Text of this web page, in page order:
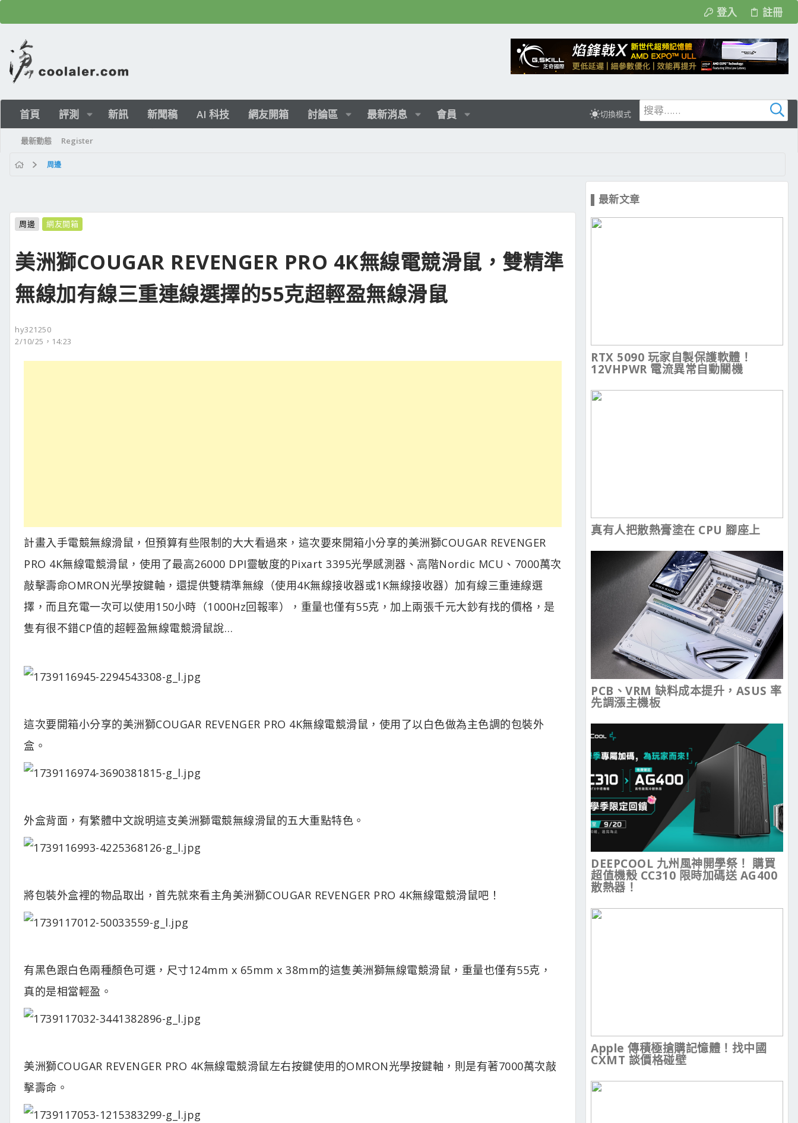
登入 註冊
首頁 評測 新訊 新聞稿 AI 科技 網友開箱 討論區 最新消息 會員 切換模式
最新動態 Register
周邊
周邊 網友開箱
美洲獅COUGAR REVENGER PRO 4K無線電競滑鼠，雙精準
無線加有線三重連線選擇的55克超輕盈無線滑鼠
hy321250
2/10/25，14:23
計畫入手電競無線滑鼠，但預算有些限制的大大看過來，這次要來開箱小分享的美洲獅COUGAR REVENGER
PRO 4K無線電競滑鼠，使用了最高26000 DPI靈敏度的Pixart 3395光學感測器、高階Nordic MCU、7000萬次
敲擊壽命OMRON光學按鍵軸，還提供雙精準無線（使用4K無線接收器或1K無線接收器）加有線三重連線選
擇，而且充電一次可以使用150小時（1000Hz回報率），重量也僅有55克，加上兩張千元大鈔有找的價格，是
隻有很不錯CP值的超輕盈無線電競滑鼠說…
這次要開箱小分享的美洲獅COUGAR REVENGER PRO 4K無線電競滑鼠，使用了以白色做為主色調的包裝外
盒。
外盒背面，有繁體中文說明這支美洲獅電競無線滑鼠的五大重點特色。
將包裝外盒裡的物品取出，首先就來看主角美洲獅COUGAR REVENGER PRO 4K無線電競滑鼠吧！
有黑色跟白色兩種顏色可選，尺寸124mm x 65mm x 38mm的這隻美洲獅無線電競滑鼠，重量也僅有55克，
真的是相當輕盈。
美洲獅COUGAR REVENGER PRO 4K無線電競滑鼠左右按鍵使用的OMRON光學按鍵軸，則是有著7000萬次敲
擊壽命。
▌最新文章
RTX 5090 玩家自製保護軟體！
12VHPWR 電流異常自動關機
真有人把散熱膏塗在 CPU 腳座上
PCB、VRM 缺料成本提升，ASUS 率
先調漲主機板
DEEPCOOL 九州風神開學祭！ 購買
超值機殼 CC310 限時加碼送 AG400
散熱器！
Apple 傳積極搶購記憶體！找中國
CXMT 談價格碰壁